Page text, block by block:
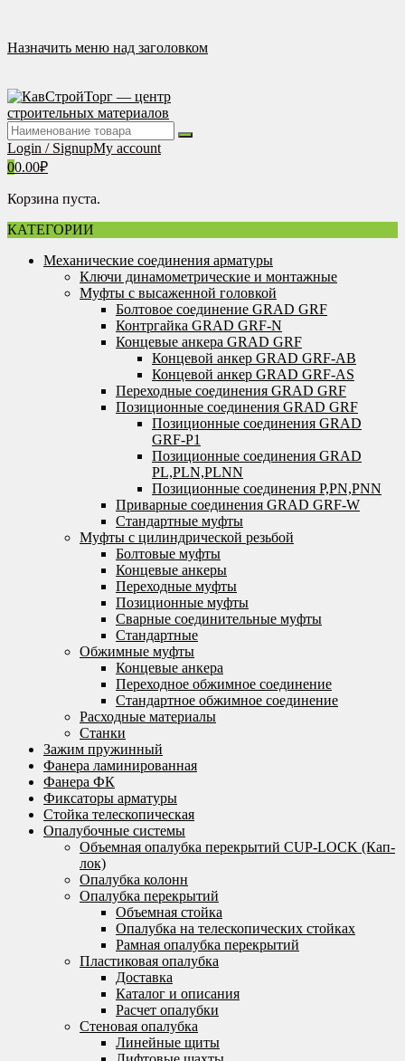
содержимому
Назначить меню над заголовком
Login / SignupMy account
00.00₽
Корзина пуста.
КАТЕГОРИИ
Механические соединения арматуры
Ключи динамометрические и монтажные
Муфты с высаженной головкой
Болтовое соединение GRAD GRF
Контргайка GRAD GRF-N
Концевые анкера GRAD GRF
Концевой анкер GRAD GRF-AB
Концевой анкер GRAD GRF-AS
Переходные соединения GRAD GRF
Позиционные соединения GRAD GRF
Позиционные соединения GRAD
GRF-P1
Позиционные соединения GRAD
PL,PLN,PLNN
Позиционные соединения P,PN,PNN
Приварные соединения GRAD GRF-W
Стандартные муфты
Муфты с цилиндрической резьбой
Болтовые муфты
Концевые анкеры
Переходные муфты
Позиционные муфты
Сварные соединительные муфты
Стандартные
Обжимные муфты
Концевые анкера
Переходное обжимное соединение
Стандартное обжимное соединение
Расходные материалы
Станки
Зажим пружинный
Фанера ламинированная
Фанера ФК
Фиксаторы арматуры
Стойка телескопическая
Опалубочные системы
Объемная опалубка перекрытий CUP-LOCK (Кап-
лок)
Опалубка колонн
Опалубка перекрытий
Объемная стойка
Опалубка на телескопических стойках
Рамная опалубка перекрытий
Пластиковая опалубка
Доставка
Каталог и описания
Расчет опалубки
Стеновая опалубка
Линейные щиты